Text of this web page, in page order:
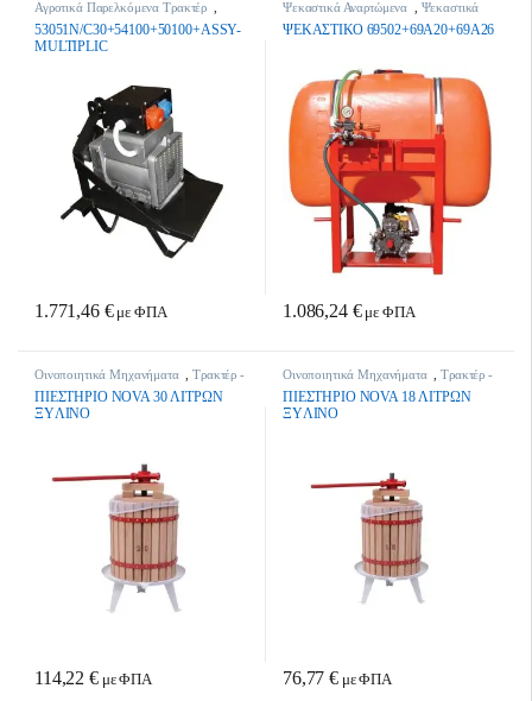
Αγροτικά Παρελκόμενα Τρακτέρ
53051N/C30+54100+50100+ASSY-
MULTIPLIC
1.771,46 €με ΦΠΑ
Ψεκαστικά Αναρτώμενα
Ψεκαστικά
ΨΕΚΑΣΤΙΚΟ 69502+69Α20+69Α26
1.086,24 €με ΦΠΑ
Οινοποιητικά Μηχανήματα ,Τρακτέρ -
ΠIEΣTHPIO NOVA 30 ΛITPΩN
ΞYΛINO
114,22€με ΦΠΑ
Οινοποιητικά Μηχανήματα ,Τρακτέρ -
ΠIEΣTHPIO NOVA 18 ΛITPΩN
ΞYΛINO
76,77€ με ΦΠΑ